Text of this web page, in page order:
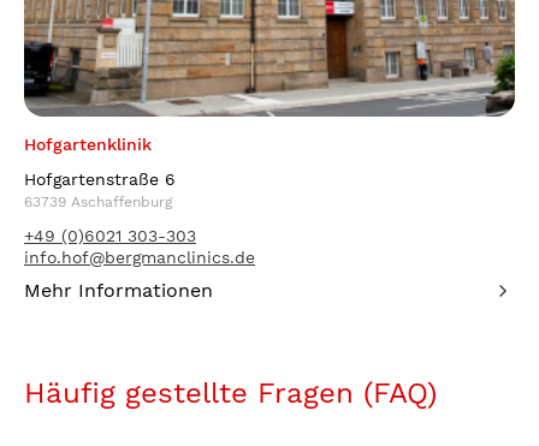
Hofgartenklinik
Hofgartenstraße 6
63739 Aschaffenburg
+49 (0)6021 303-303
info.hof@bergmanclinics.de
Mehr Informationen
Häufig gestellte Fragen (FAQ)